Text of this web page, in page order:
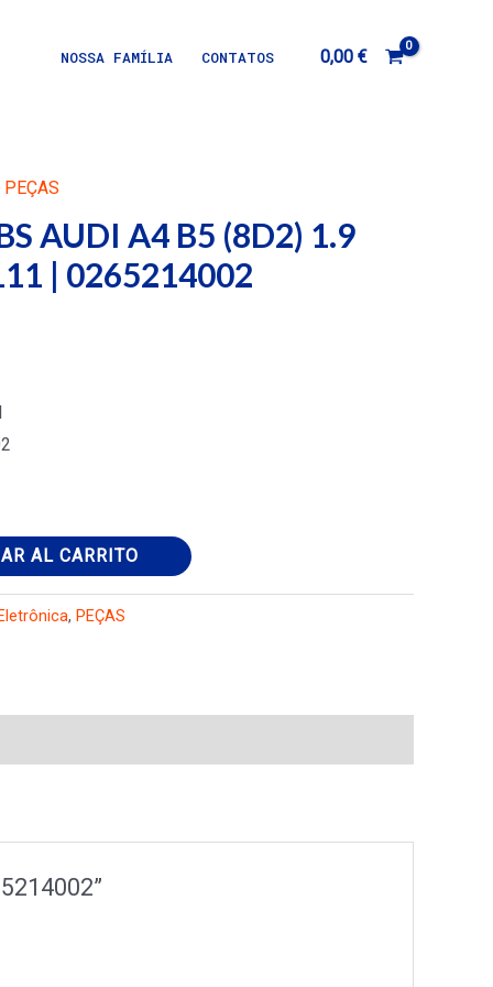
NOSSA FAMÍLIA CONTATOS 0,00 €
PEÇAS
AUDI A4 B5 (8D2) 1.9
| 0265214002
AL CARRITO
, PEÇAS